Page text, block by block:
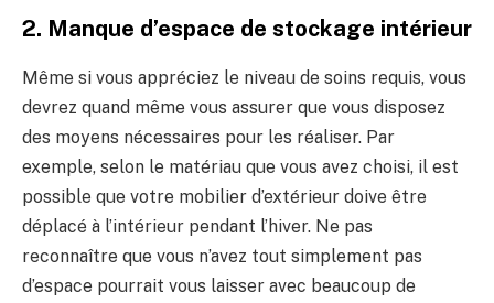
2. Manque d’espace de stockage intérieur
Même si vous appréciez le niveau de soins requis, vous
devrez quand même vous assurer que vous disposez
des moyens nécessaires pour les réaliser. Par
exemple, selon le matériau que vous avez choisi, il est
possible que votre mobilier d’extérieur doive être
déplacé à l’intérieur pendant l’hiver. Ne pas
reconnaître que vous n’avez tout simplement pas
d’espace pourrait vous laisser avec beaucoup de